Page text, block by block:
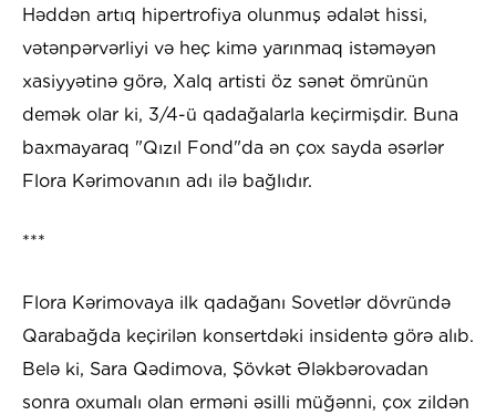
Həddən artıq hipertrofiya olunmuş ədalət hissi,
vətənpərvərliyi və heç kimə yarınmaq istəməyən
xasiyyətinə görə, Xalq artisti öz sənət ömrünün
demək olar ki, 3/4-ü qadağalarla keçirmişdir. Buna
baxmayaraq "Qızıl Fond"da ən çox sayda əsərlər
Flora Kərimovanın adı ilə bağlıdır.
***
Flora Kərimovaya ilk qadağanı Sovetlər dövründə
Qarabağda keçirilən konsertdəki insidentə görə alıb.
Belə ki, Sara Qədimova, Şövkət Ələkbərovadan
sonra oxumalı olan erməni əsilli müğənni, çox zildən